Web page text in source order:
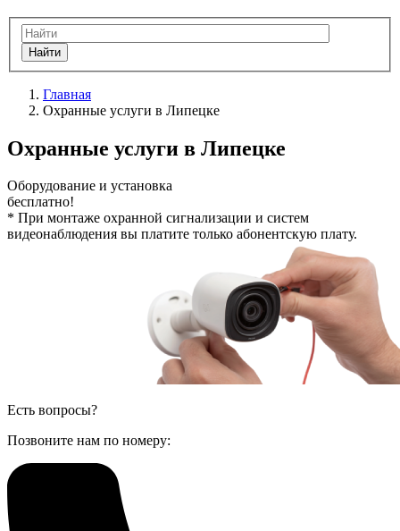
Найти
Главная
Охранные услуги в Липецке
Охранные услуги в Липецке
Оборудование и установка
бесплатно!
* При монтаже охранной сигнализации и систем
видеонаблюдения вы платите только абонентскую плату.
Есть вопросы?
Позвоните нам по номеру: